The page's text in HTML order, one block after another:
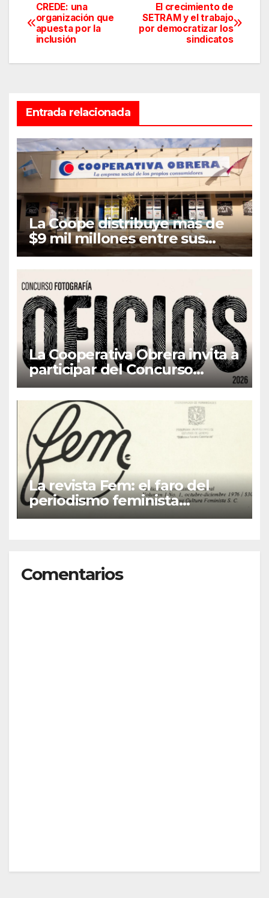
Navegación
de
entradas
El crecimiento de
SETRAM y el trabajo
por democratizar los
sindicatos
CREDE: una
organización que
apuesta por la
inclusión
Entrada relacionada
La Coope distribuye más de
$9 mil millones entre sus
asociados en concepto de
Retorno e Intereses
La Cooperativa Obrera invita a
participar del Concurso
Fotográfico “Oficios”
La revista Fem: el faro del
periodismo feminista
latinoamericano
Comentarios